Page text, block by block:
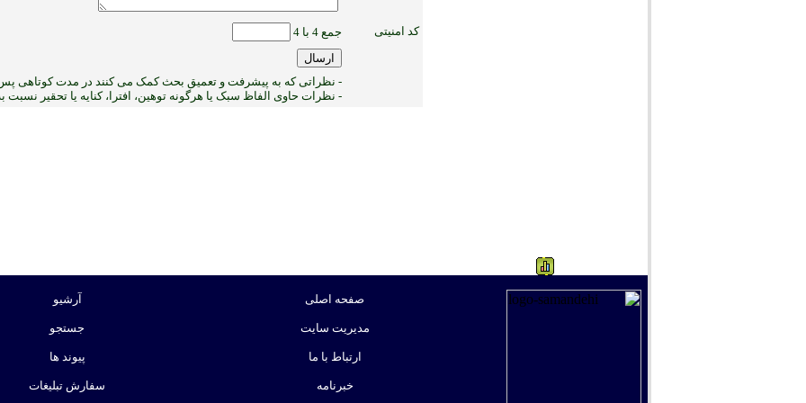
کد امنیتی جمع 4 با 4
- نظراتی که به پیشرفت و تعمیق بحث کمک می کنند در مدت کوتاهی پس
- نظرات حاوی الفاظ سبک یا هرگونه توهین، افترا، کنایه یا تحقیر
صفحه اصلی
مدیریت سایت
ارتباط با ما
خبرنامه
آرشیو
جستجو
پیوند ها
سفارش تبلیغات